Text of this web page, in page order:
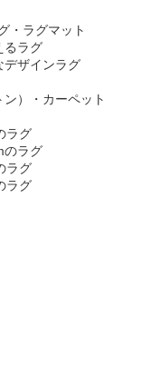
・ラグマット
るラグ
デザインラグ
）・カーペット
ラグ
のラグ
ラグ
ラグ